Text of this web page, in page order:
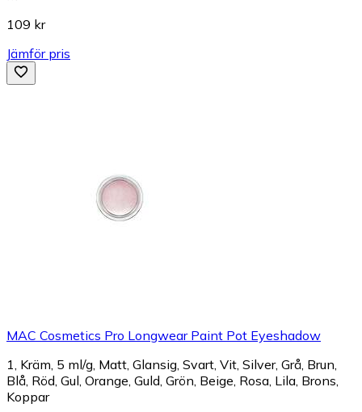
109 kr
Jämför pris
MAC Cosmetics Pro Longwear Paint Pot Eyeshadow
1, Kräm, 5 ml/g, Matt, Glansig, Svart, Vit, Silver, Grå, Brun,
Blå, Röd, Gul, Orange, Guld, Grön, Beige, Rosa, Lila, Brons,
Koppar